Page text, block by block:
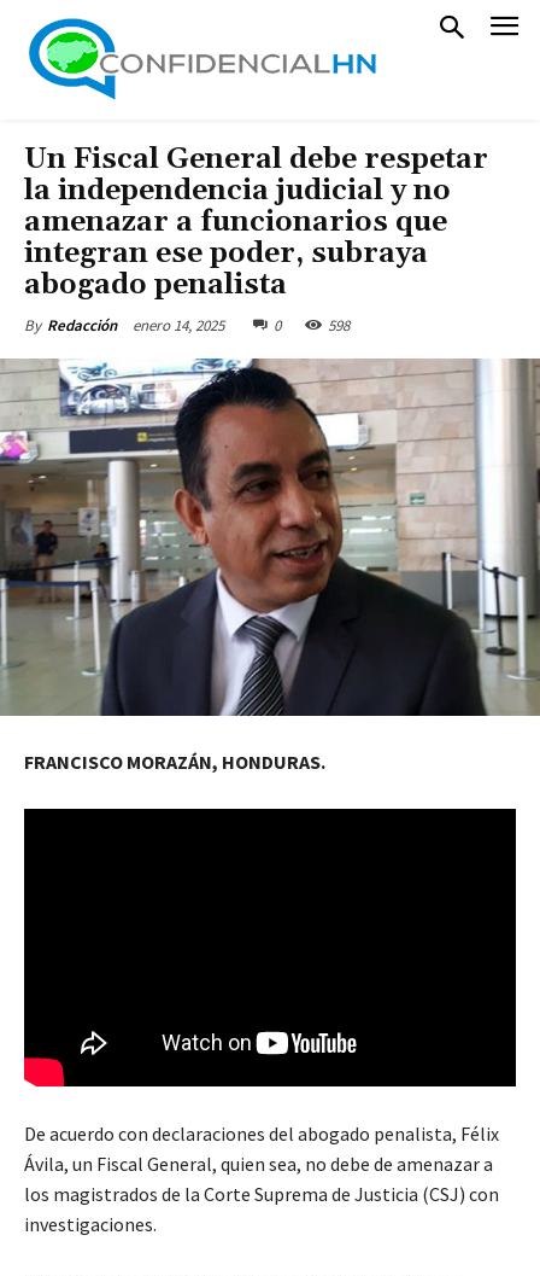
Un Fiscal General debe respetar
la independencia judicial y no
amenazar a funcionarios que
integran ese poder, subraya
abogado penalista
By Redacción enero 14, 2025 0 598
FRANCISCO MORAZÁN, HONDURAS.
De acuerdo con declaraciones del abogado penalista, Félix
Ávila, un Fiscal General, quien sea, no debe de amenazar a
los magistrados de la Corte Suprema de Justicia (CSJ) con
investigaciones.